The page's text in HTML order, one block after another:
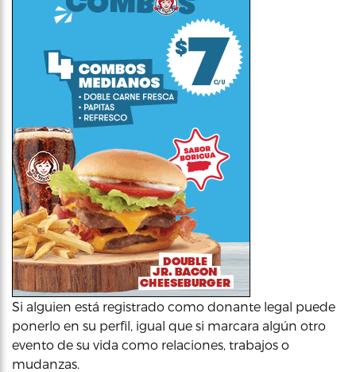
Si alguien está registrado como donante legal puede
ponerlo en su perfil, igual que si marcara algún otro
evento de su vida como relaciones, trabajos o
mudanzas.